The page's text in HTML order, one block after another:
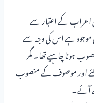
کے اعتبار سے
موجود ہے اس کی وجہ سے
ہونا چاہیے تھا۔ مگر
اور موصوف کے منصوب
آئے۔